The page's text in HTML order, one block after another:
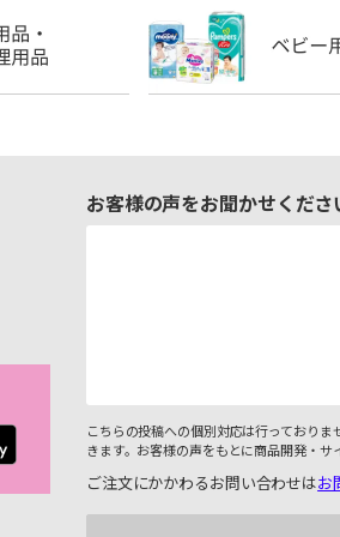
お客様の声をお聞かせくださ
こちらの投稿への個別対応は行っており
きます。お客様の声をもとに商品開発・サ
ご注文にかかわるお問い合わせはお